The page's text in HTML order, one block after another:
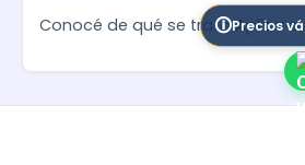
Conocé de qué se trataAplica a
Precios